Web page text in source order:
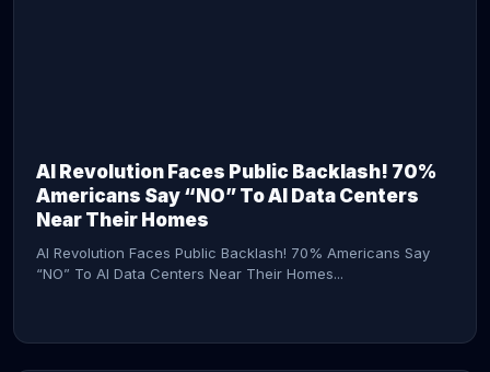
AI Revolution Faces Public Backlash! 70%
Americans Say “NO” To AI Data Centers
Near Their Homes
AI Revolution Faces Public Backlash! 70% Americans Say
“NO” To AI Data Centers Near Their Homes...